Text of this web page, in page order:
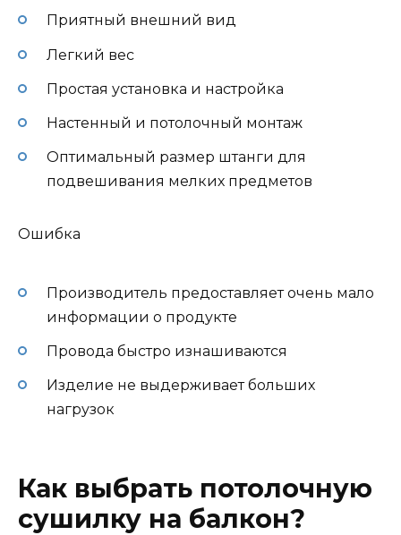
Приятный внешний вид
Легкий вес
Простая установка и настройка
Настенный и потолочный монтаж
Оптимальный размер штанги для
подвешивания мелких предметов
Ошибка
Производитель предоставляет очень мало
информации о продукте
Провода быстро изнашиваются
Изделие не выдерживает больших
нагрузок
Как выбрать потолочную
сушилку на балкон?